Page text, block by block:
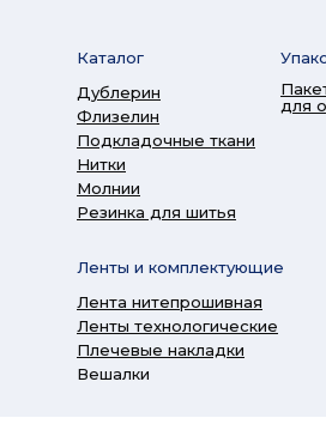
Каталог
Дублерин
Флизелин
Подкладочные ткани
Нитки
Молнии
Резинка для шитья
Ленты и комплектующие
Лента нитепрошивная
Ленты технологические
Плечевые накладки
Вешалки
для